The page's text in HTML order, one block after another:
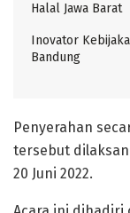
Halal Jawa Barat
Inovator
Bandung
Penyerahan
tersebut
20 Juni 2022.